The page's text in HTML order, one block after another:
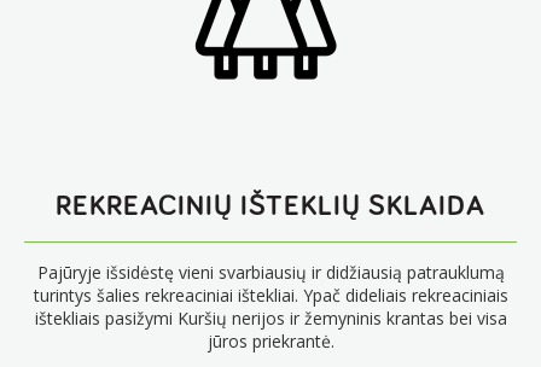
REKREACINIŲ IŠTEKLIŲ SKLAIDA
Pajūryje išsidėstę vieni svarbiausių ir didžiausią patrauklumą
turintys šalies rekreaciniai ištekliai. Ypač dideliais rekreaciniais
ištekliais pasižymi Kuršių nerijos ir žemyninis krantas bei visa
jūros priekrantė.